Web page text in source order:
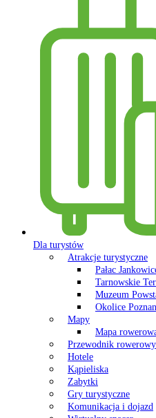
Dla turystów
Atrakcje turystyczne
Pałac
Tarnowskie
Muzeum
Okolice
Mapy
Mapa
Przewodnik rowerowy
Hotele
Kąpieliska
Zabytki
Gry turystyczne
Komunikacja i dojazd